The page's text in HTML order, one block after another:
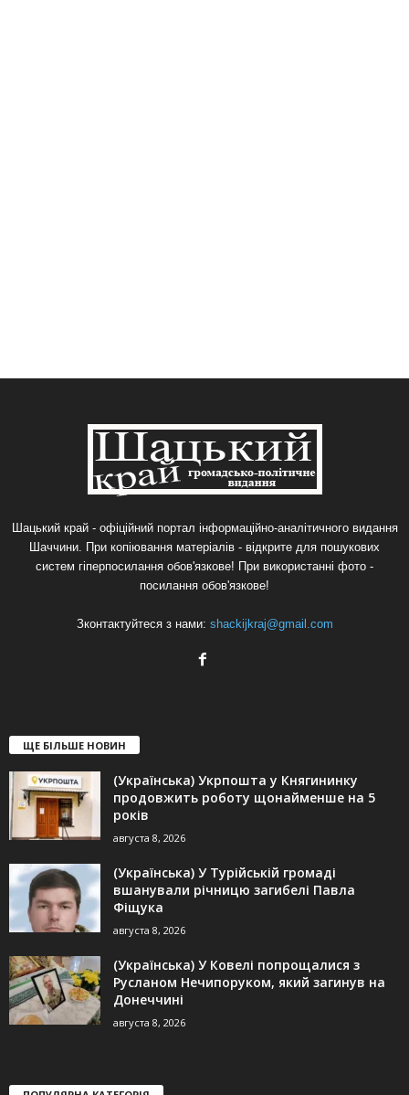
Шацький край - офіційний портал інформаційно-аналітичного видання
Шаччини. При копіювання матеріалів - відкрите для пошукових
систем гіперпосилання обов'язкове! При використанні фото -
посилання обов'язкове!
Зконтактуйтеся з нами: shackijkraj@gmail.com
ЩЕ БІЛЬШЕ НОВИН
(Українська) Укрпошта у Княгининку
продовжить роботу щонайменше на 5
років
августа 8, 2026
(Українська) У Турійській громаді
вшанували річницю загибелі Павла
Фіщука
августа 8, 2026
(Українська) У Ковелі попрощалися з
Русланом Нечипоруком, який загинув на
Донеччині
августа 8, 2026